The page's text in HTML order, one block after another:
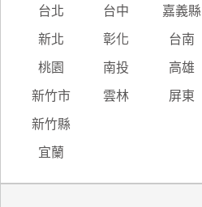
台北 台中 嘉義縣
新北 彰化 台南
桃園 南投 高雄
新竹市 雲林 屏東
新竹縣
宜蘭